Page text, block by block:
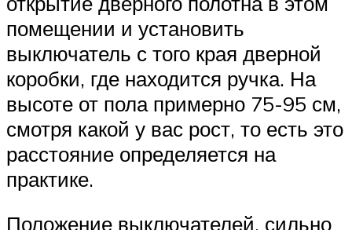
помещении и установить
выключатель с того края дверной
коробки, где находится ручка. На
высоте от пола примерно 75-95 см,
смотря какой у вас рост, то есть это
расстояние определяется на
практике.
Положение выключателей, сильно